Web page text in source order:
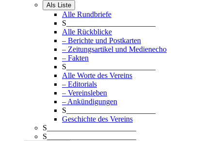
Als Liste
Alle Rundbriefe
S_______________________
Alle Rückblicke
– Berichte und Postkarten
– Zeitungsartikel und Medienecho
– Fakten
S_______________________
Alle Worte des Vereins
– Editorials
– Vereinsleben
– Ankündigungen
S_______________________
Geschichte des Vereins
S_______________________
S_______________________